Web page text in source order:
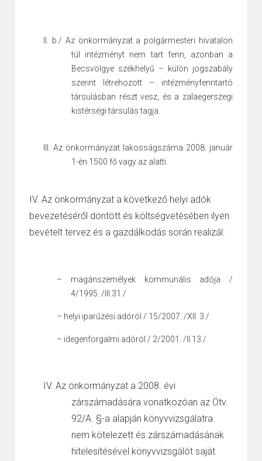
b./ Az önkormányzat a polgármesteri hivatalon
túl intézményt nem tart fenn, azonban a
Becsvölgye székhelyű – külön jogszabály
szerint létrehozott –
intézményfenntartó
társulásban részt vesz, és a zalaegerszegi
kistérségi társulás tagja.
Az önkormányzat lakosságszáma 2008. január
1-én 1500 fő vagy az alatti.
IV. Az önkormányzat a következő helyi adók
bevezetéséről döntött és költségvetésében ilyen
bevételt tervez és a gazdálkodás során realizál:
–
magánszemélyek kommunális adója /
4/1995. /III.31./
– helyi iparűzési adóról / 15/2007. /XII. 3./
– idegenforgalmi adóról / 2/2001. /II.13./
IV. Az önkormányzat a 2008. évi
zárszámadására vonatkozóan az Ötv.
92/A. §-a alapján könyvvizsgálatra
nem kötelezett és zárszámadásának
hitelesítésével könyvvizsgálót saját